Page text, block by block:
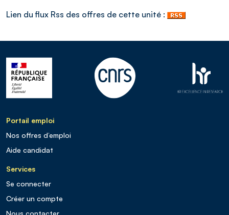
Lien du flux Rss des offres de cette unité :
Portail emploi
Nos offres d’emploi
Aide candidat
Services
Se connecter
Créer un compte
Nous contacter